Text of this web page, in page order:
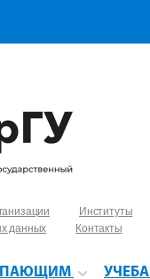
Институты
данных
Контакты
УЧЕБА